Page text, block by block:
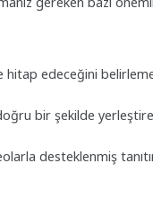
hitap edeceğini
bir şekilde
desteklenmiş